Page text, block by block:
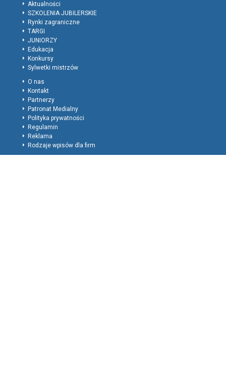
Aktualności
SZKOLENIA JUBILERSKIE
Rynki zagraniczne
TARGI
JUNIORZY
Edukacja
Konkursy
Sylwetki mistrzów
O nas
Kontakt
Partnerzy
Patronat Medialny
Polityka prywatności
Regulamin
Reklama
Rodzaje wpisów dla firm